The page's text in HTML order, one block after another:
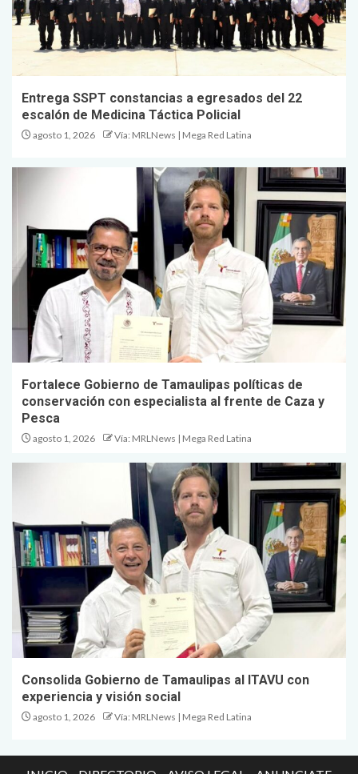
Entrega SSPT constancias a egresados del 22
escalón de Medicina Táctica Policial
agosto 1, 2026 Vía: MRLNews | Mega Red Latina
Fortalece Gobierno de Tamaulipas políticas de
conservación con especialista al frente de Caza y
Pesca
agosto 1, 2026 Vía: MRLNews | Mega Red Latina
Consolida Gobierno de Tamaulipas al ITAVU con
experiencia y visión social
agosto 1, 2026 Vía: MRLNews | Mega Red Latina